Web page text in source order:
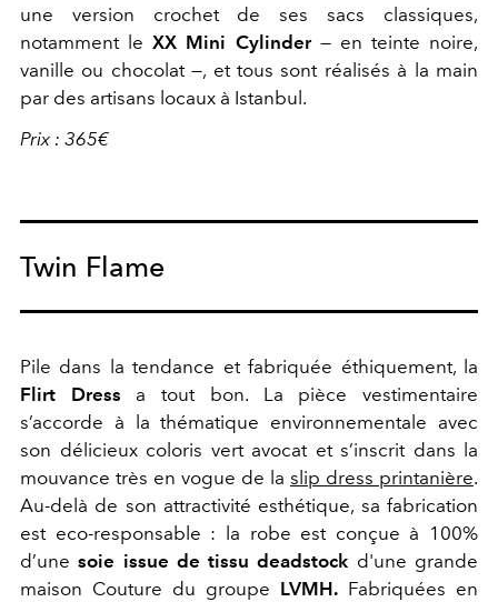
une version crochet de ses sacs classiques,
notamment leXX Mini Cylinder— en teinte noire,
vanille ou chocolat —, et tous sont réalisés à la main
par des artisans locaux à Istanbul.
Prix : 365€
Twin Flame
Pile dans la tendance et fabriquée éthiquement, la
Flirt Dress a tout bon. La pièce vestimentaire
s’accorde à la thématique environnementale avec
son délicieux coloris vert avocat et s’inscrit dans la
mouvance très en vogue de la slip dress printanière.
Au-delà de son attractivité esthétique, sa fabrication
est eco-responsable : la robe est conçue à 100%
d’unesoie issue de tissu deadstock d'une grande
maison Couture du groupe LVMH. Fabriquées en